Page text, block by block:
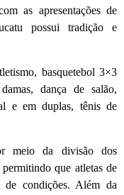
as apresentações de
possui tradição e
basquetebol 3×3
dança de salão,
e em duplas, tênis de
meio da divisão dos
que atletas de
de condições. Além da